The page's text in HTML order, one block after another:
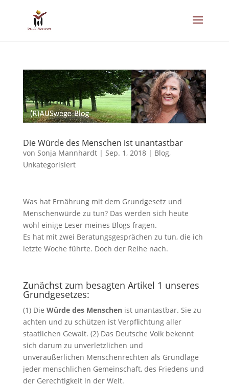
Die Würde des Menschen ist unantastbar
von Sonja Mannhardt| Sep. 1, 2018| Blog,
Unkategorisiert
Was hat Ernährung mit dem Grundgesetz und
Menschenwürde zu tun? Das werden sich heute
wohl einige Leser meines Blogs fragen.
Es hat mit zwei Beratungsgesprächen zu tun, die ich
letzte Woche führte. Doch der Reihe nach.
Zunächst zum besagten Artikel 1 unseres
Grundgesetzes:
(1) Die Würde des Menschenist unantastbar. Sie zu
achten und zu schützen ist Verpflichtung aller
staatlichen Gewalt. (2) Das Deutsche Volk bekennt
sich darum zu unverletzlichen und
unveräußerlichen Menschenrechten als Grundlage
jeder menschlichen Gemeinschaft, des Friedens und
der Gerechtigkeit in der Welt.